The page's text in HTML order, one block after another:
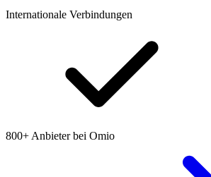
Internationale Verbindungen
800+ Anbieter bei Omio